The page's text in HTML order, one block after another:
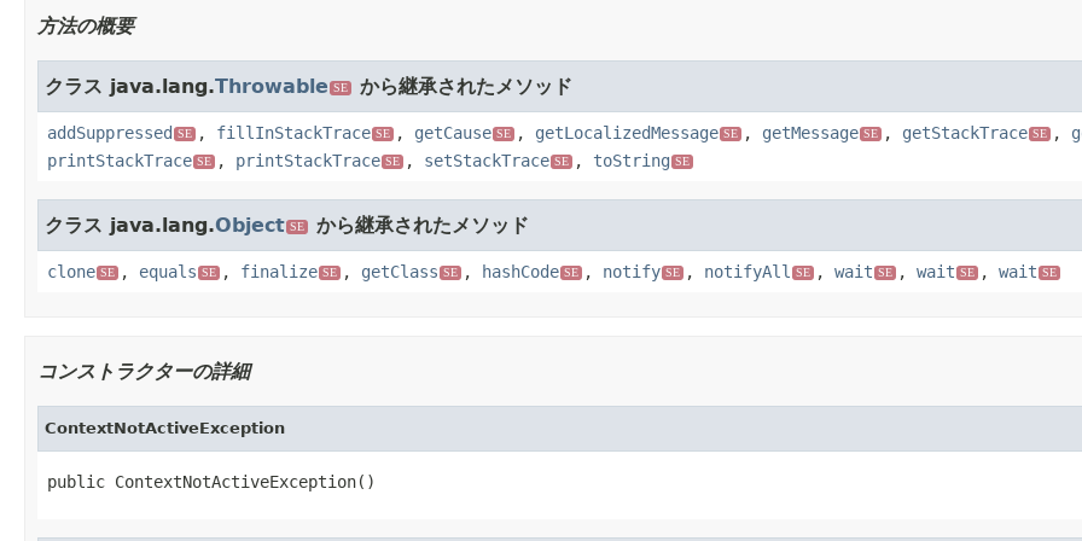
方法の概要
クラス java.lang.Throwable SE から継承されたメソッド
addSuppressed SE , fillInStackTrace SE , getCause SE , getLocalizedMessage SE , getMessage SE , getStackTrace SE ,
printStackTrace SE , printStackTrace SE , setStackTrace SE , toString SE
クラス java.lang.Object SE から継承されたメソッド
clone SE , equals SE , finalize SE , getClass SE , hashCode SE , notify SE , notifyAll SE , wait SE , wait SE , wait SE
コンストラクターの詳細
ContextNotActiveException
public ContextNotActiveException()